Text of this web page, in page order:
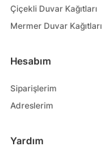
Çiçekli Duvar Kağıtları
Mermer Duvar Kağıtları
Hesabım
Siparişlerim
Adreslerim
Yardım